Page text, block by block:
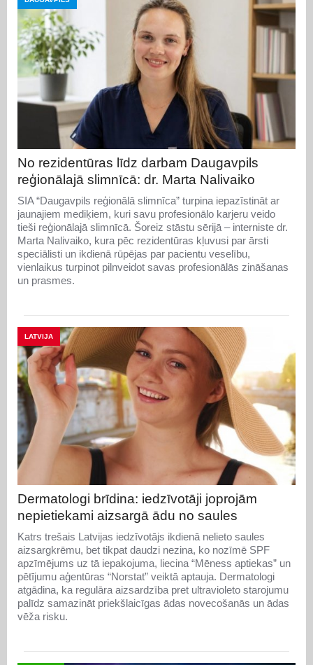
No rezidentūras līdz darbam Daugavpils
reģionālajā slimnīcā: dr. Marta Nalivaiko
SIA “Daugavpils reģionālā slimnīca” turpina iepazīstināt ar
jaunajiem mediķiem, kuri savu profesionālo karjeru veido
tieši reģionālajā slimnīcā. Šoreiz stāstu sērijā – interniste dr.
Marta Nalivaiko, kura pēc rezidentūras kļuvusi par ārsti
speciālisti un ikdienā rūpējas par pacientu veselību,
vienlaikus turpinot pilnveidot savas profesionālās zināšanas
un prasmes.
LATVIJA
Dermatologi brīdina: iedzīvotāji joprojām
nepietiekami aizsargā ādu no saules
Katrs trešais Latvijas iedzīvotājs ikdienā nelieto saules
aizsargkrēmu, bet tikpat daudzi nezina, ko nozīmē SPF
apzīmējums uz tā iepakojuma, liecina “Mēness aptiekas” un
pētījumu aģentūras “Norstat” veiktā aptauja. Dermatologi
atgādina, ka regulāra aizsardzība pret ultravioleto starojumu
palīdz samazināt priekšlaicīgas ādas novecošanās un ādas
vēža risku.